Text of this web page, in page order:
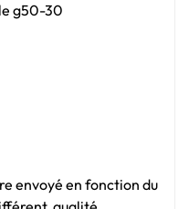
g50-30
envoyé en fonction du